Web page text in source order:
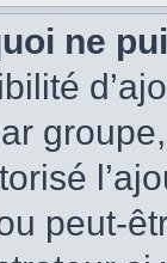
ne
peut-